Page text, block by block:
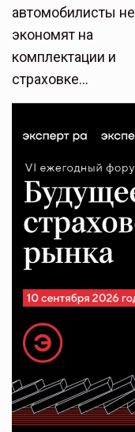
автомобилисты не
экономят на
комплектации и
страховке…